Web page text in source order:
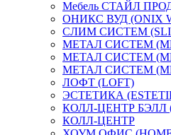
Мебель СТАЙЛ
ОНИКС ВУД (ONIX
СЛИМ СИСТЕМ
МЕТАЛ СИСТЕМ
МЕТАЛ СИСТЕМ
МЕТАЛ СИСТЕМ
ЛОФТ (LOFT)
ЭСТЕТИКА
КОЛЛ-ЦЕНТР БЭЛЛ
КОЛЛ-ЦЕНТР